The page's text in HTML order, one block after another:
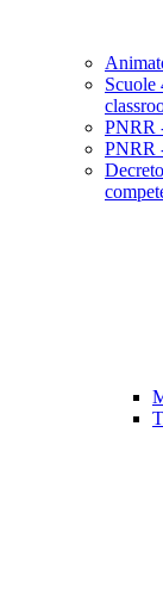
Scuole
PNRR
PNRR